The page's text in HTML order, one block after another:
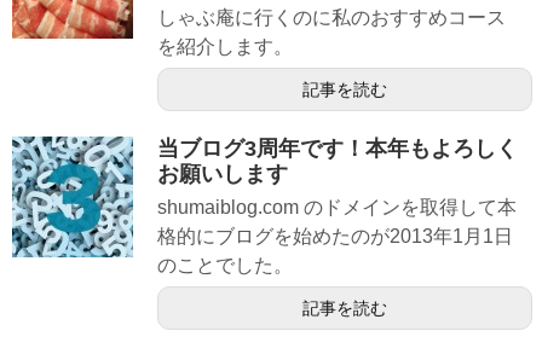
しゃぶ庵に行くのに私のおすすめコース
を紹介します。
記事を読む
当ブログ3周年です！本年もよろしく
お願いします
shumaiblog.com のドメインを取得して本
格的にブログを始めたのが2013年1月1日
のことでした。
記事を読む